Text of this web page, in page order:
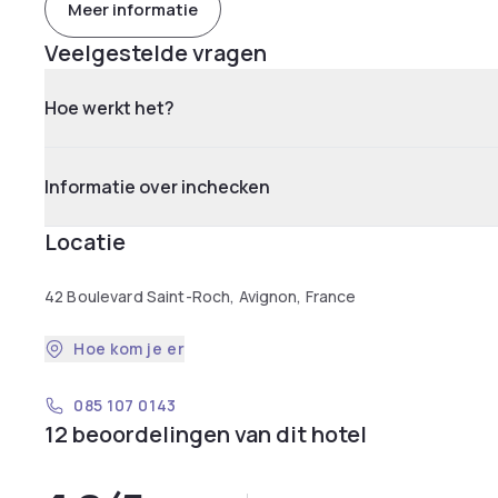
Meer informatie
Veelgestelde vragen
Hoe werkt het?
Informatie over inchecken
Locatie
42 Boulevard Saint-Roch, Avignon, France
Hoe kom je er
085 107 0143
12 beoordelingen van dit hotel